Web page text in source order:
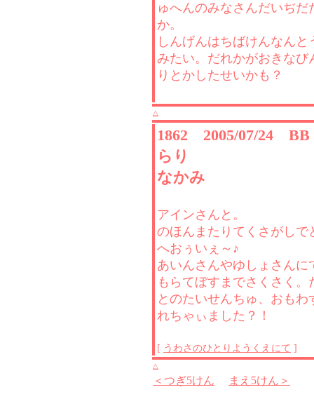
ゅへんのみなさんだいぢだ
か。
しんげんはちばけんなんと
みたい。だれかがおきなび
りとかしたせいかも？
△
1862 2005/07/24
らり
なかみ
アインさんと。
のほんまたりてくさがしで
へおぅいぇ～♪
あいんさんやゆしょさんに
もらてぼすまでさくさく。
とのたいせんちゅ、おもわ
れちゃぃました？！
[ うわさのひとりようくえにて ]
△
＜つぎ5けん まえ5けん＞